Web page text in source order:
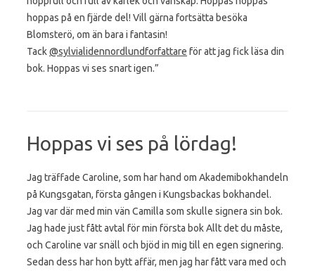
hoppas på en fjärde del! Vill gärna fortsätta besöka
Blomsterö, om än bara i fantasin!
Tack@sylvialidennordlundforfattare för att jag fick läsa din
bok. Hoppas vi ses snart igen.”
Hoppas vi ses på lördag!
Jag träffade Caroline, som har hand om Akademibokhandeln
på Kungsgatan, första gången i Kungsbackas bokhandel.
Jag var där med min vän Camilla som skulle signera sin bok.
Jag hade just fått avtal för min första bok Allt det du måste,
och Caroline var snäll och bjöd in mig till en egen signering.
Sedan dess har hon bytt affär, men jag har fått vara med och